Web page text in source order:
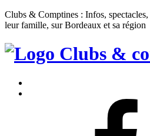
Clubs & Comptines : Infos,
leur famille, sur Bordeaux et sa région
Clubs
Comptines